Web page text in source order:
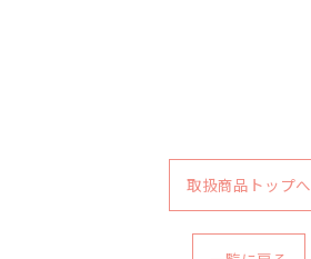
取扱商品トップへ